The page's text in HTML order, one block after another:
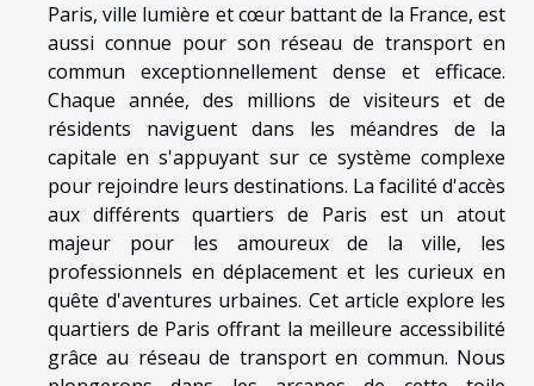
Paris, ville lumière et cœur battant de la France, est
aussi connue pour son réseau de transport en
commun exceptionnellement dense et efficace.
Chaque année, des millions de visiteurs et de
résidents naviguent dans les méandres de la
capitale en s'appuyant sur ce système complexe
pour rejoindre leurs destinations. La facilité d'accès
aux différents quartiers de Paris est un atout
majeur pour les amoureux de la ville, les
professionnels en déplacement et les curieux en
quête d'aventures urbaines. Cet article explore les
quartiers de Paris offrant la meilleure accessibilité
grâce au réseau de transport en commun. Nous